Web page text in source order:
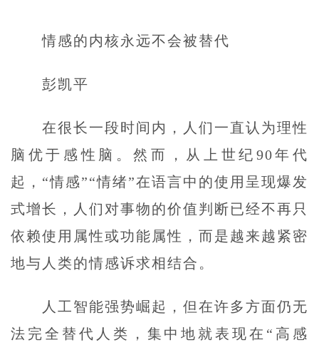
情感的内核永远不会被替代
彭凯平
在很长一段时间内，人们一直认为理性
脑优于感性脑。然而，从上世纪90年代
起，“情感”“情绪”在语言中的使用呈现爆发
式增长，人们对事物的价值判断已经不再只
依赖使用属性或功能属性，而是越来越紧密
地与人类的情感诉求相结合。
人工智能强势崛起，但在许多方面仍无
法完全替代人类，集中地就表现在“高感